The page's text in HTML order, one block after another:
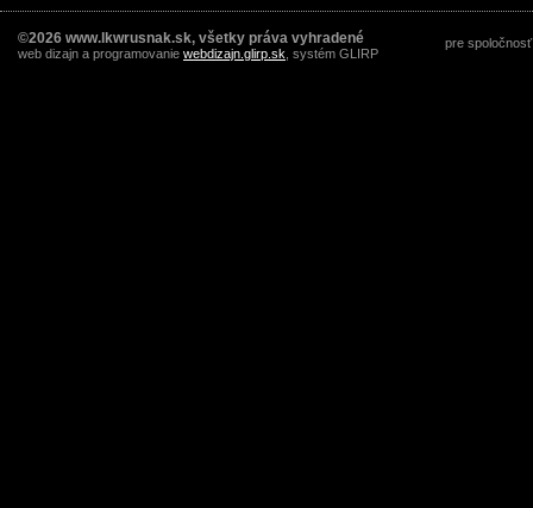
©2026 www.lkwrusnak.sk, všetky práva vyhradené
web dizajn a programovanie webdizajn.glirp.sk , systém GLIRP
pre